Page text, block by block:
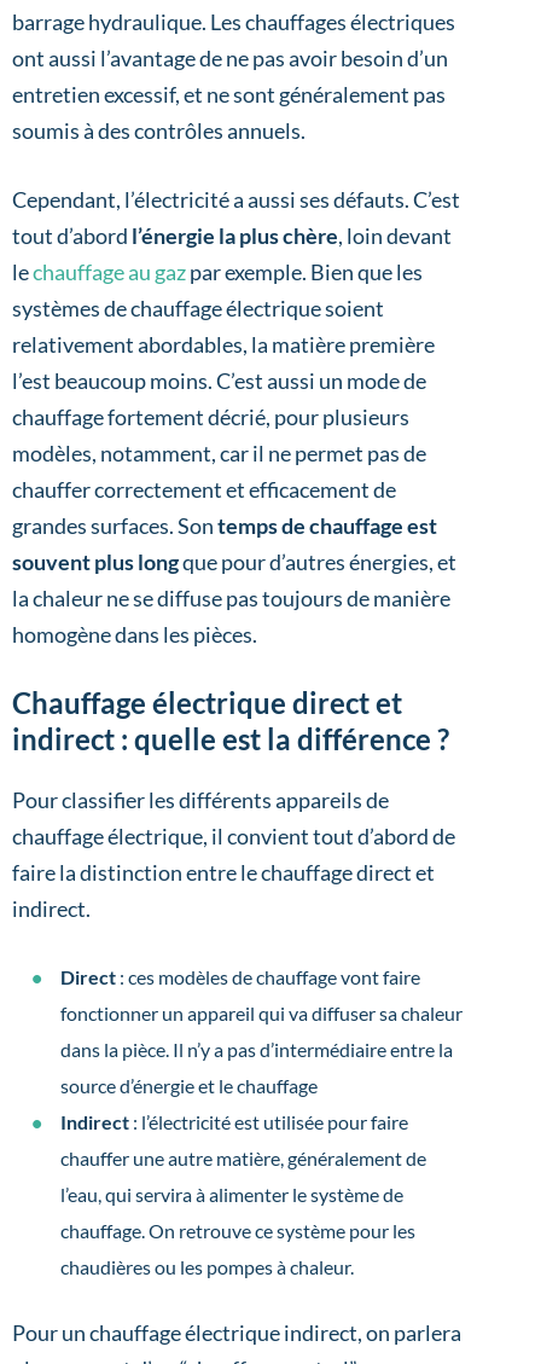
barrage hydraulique. Les chauffages électriques
ont aussi l’avantage de ne pas avoir besoin d’un
entretien excessif, et ne sont généralement pas
soumis à des contrôles annuels.
Cependant, l’électricité a aussi ses défauts. C’est
tout d’abord l’énergie la plus chère, loin devant
lechauffage au gazpar exemple. Bien que les
systèmes de chauffage électrique soient
relativement abordables, la matière première
l’est beaucoup moins. C’est aussi un mode de
chauffage fortement décrié, pour plusieurs
modèles, notamment, car il ne permet pas de
chauffer correctement et efficacement de
grandes surfaces. Sontemps de chauffage est
souvent plus longque pour d’autres énergies, et
la chaleur ne se diffuse pas toujours de manière
homogène dans les pièces.
Chauffage électrique direct et
indirect : quelle est la différence ?
Pour classifier les différents appareils de
chauffage électrique, il convient tout d’abord de
faire la distinction entre le chauffage direct et
indirect.
Direct : ces modèles de chauffage vont faire
fonctionner un appareil qui va diffuser sa chaleur
dans la pièce. Il n’y a pas d’intermédiaire entre la
source d’énergie et le chauffage
Indirect : l’électricité est utilisée pour faire
chauffer une autre matière, généralement de
l’eau, qui servira à alimenter le système de
chauffage. On retrouve ce système pour les
chaudières ou les pompes à chaleur.
Pour un chauffage électrique indirect, on parlera